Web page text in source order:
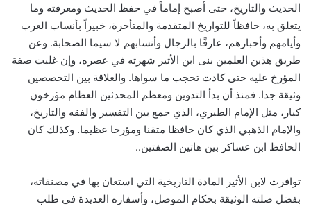
الحديث والتاريخ، حتى أصبح إماماً في حفظ الحديث ومعرفته وما
يتعلق به، حافظاً للتواريخ المتقدمة والمتأخرة، خبيراً بأنساب العرب
وأيامهم وأحبارهم، عارفًا بالرجال وأنسابهم لا سيما الصحابة. وعن
طريق هذين العلمين بنى ابن الأثير شهرته في عصره، وإن غلبت صفة
المؤرخ عليه حتى كادت تحجب ما سواها. والعلاقة بين التخصصين
وثيقة جدا. فمنذ أن بدأ التدوين ومعظم المحدثين العظام مؤرخون
كبار، مثل الإمام الطبري، الذي جمع بين التفسير والفقه والتاريخ،
والإمام الذهبي الذي كان حافظا متقنا ومؤرخا عظيما. وكذلك كان
الحافظ ابن عساكر بين هاتين الصفتين..
توافرت لابن الأثير المادة التاريخية التي استعان بها في مصنفاته،
بفضل صلته الوثيقة بحكام الموصل، وأسفاره العديدة في طلب